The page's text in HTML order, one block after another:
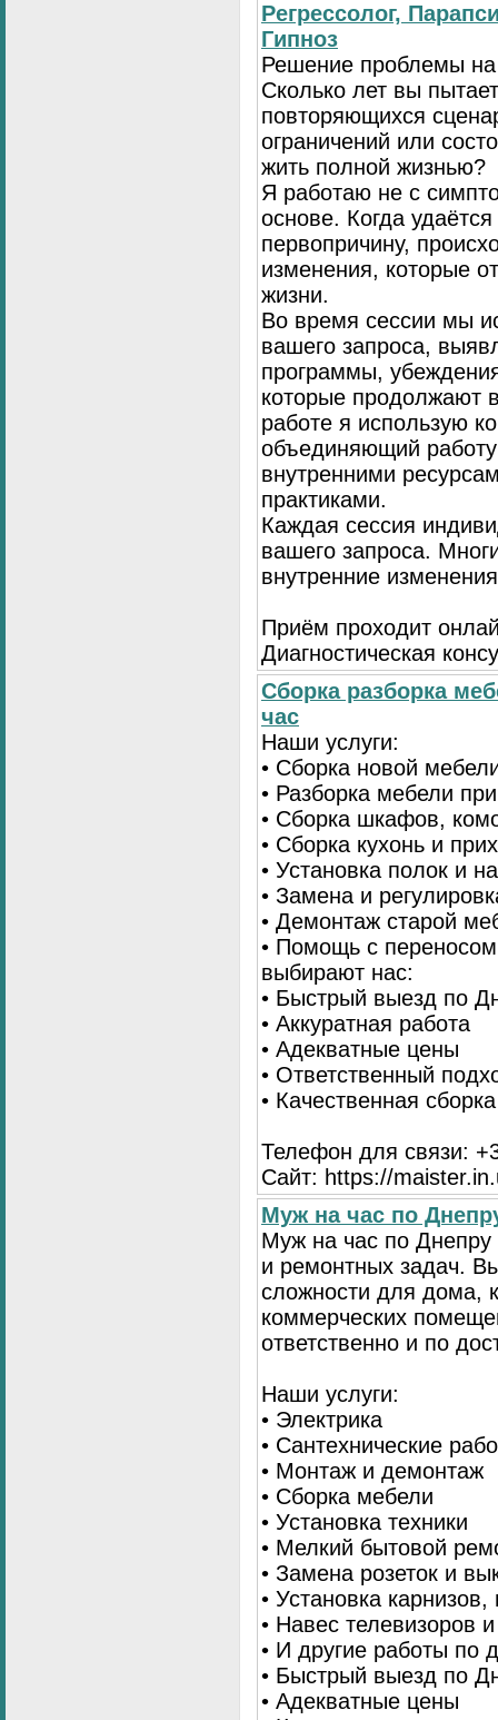
Регрессолог,
Гипноз
Решение проблемы на
Сколько лет вы
повторяющихся
ограничений или
жить полной жизнью?
Я работаю не с
основе. Когда
первопричину,
изменения, которые
жизни.
Во время сессии мы
вашего запроса,
программы,
которые продолжают
работе я использую
объединяющий
внутренними
практиками.
Каждая сессия
вашего запроса.
внутренние
Приём проходит
Диагностическая
Сборка разборка
час
Наши услуги:
• Сборка новой
• Разборка мебели
• Сборка шкафов,
• Сборка кухонь и
• Установка полок и
• Замена и
• Демонтаж старой
• Помощь с
выбирают нас:
• Быстрый выезд по
• Аккуратная работа
• Адекватные цены
• Ответственный
• Качественная
Телефон для связи:
Сайт: https://
Муж на час по
Муж на час по
и ремонтных задач.
сложности для дома,
коммерческих
ответственно и по
Наши услуги:
• Электрика
• Сантехнические
• Монтаж и демонтаж
• Сборка мебели
• Установка техники
• Мелкий бытовой
• Замена розеток и
• Установка
• Навес телевизоров
• И другие работы по
• Быстрый выезд по
• Адекватные цены